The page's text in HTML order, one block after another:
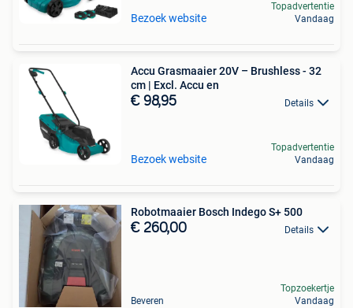
Bezoek website
Topadvertentie
Vandaag
Accu Grasmaaier 20V – Brushless - 32
cm | Excl. Accu en
€ 98,95 Details
Bezoek website
Topadvertentie
Vandaag
Robotmaaier Bosch Indego S+ 500
€ 260,00 Details
Beveren
Topzoekertje
Vandaag